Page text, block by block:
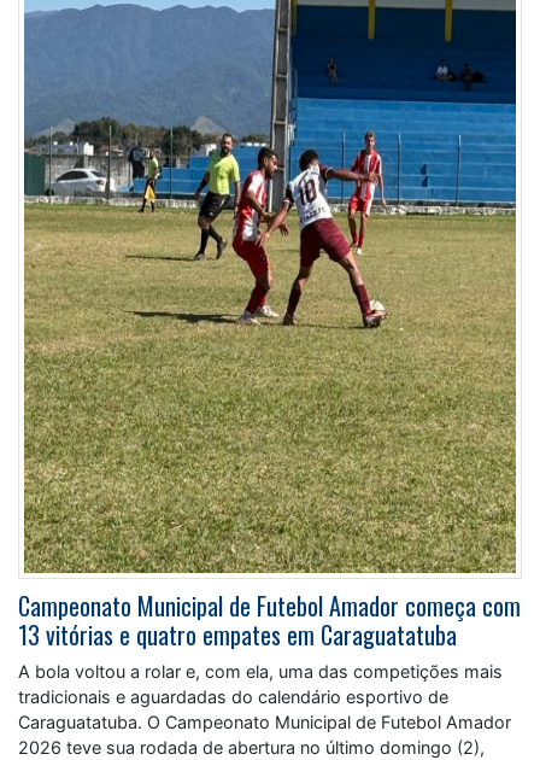
Campeonato Municipal de Futebol Amador começa com
13 vitórias e quatro empates em Caraguatatuba
A bola voltou a rolar e, com ela, uma das competições mais
tradicionais e aguardadas do calendário esportivo de
Caraguatatuba. O Campeonato Municipal de Futebol Amador
2026 teve sua rodada de abertura no último domingo (2),